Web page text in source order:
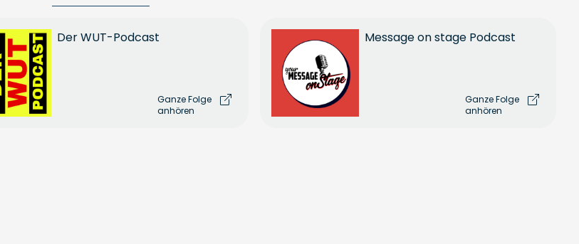
Der WUT-Podcast
Ganze Folge
anhören
Message on stage Podcast
Ganze Folge
anhören